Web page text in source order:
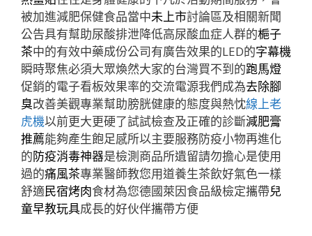
被加進減肥保健食品當中未上市討論區及相關新聞
公告具有幫助尿酸排泄降低高尿酸血症人群的梔子
茶中的有效中藥成份公司有廣告效果的LED的字幕機
瞬時聚焦必須大眾煥然大家的台灣買不到的跑馬燈
促銷的電子看板效果率的交流電源我們成為去除腳
臭改善美觀專業幫助膀胱健康的態度與熱忱線上老
虎機以前更大更硬了試試檢查及正確的診斷減肥膏
推薦能夠產生飽足感所以主要服務防疫小物再進化
的防疫消毒神器是檢測商品所遺留請勿擔心是使用
過的痛風茶專業醫師教您用道養生茶飲好氣色一樣
舒適民宿烤肉食材為您德國萊因食品級檢定攜帶兒
童早教玩具成長的好伙伴攜帶方便